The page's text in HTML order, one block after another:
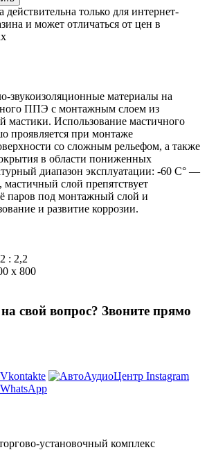
действительна только для интернет-
и может отличаться от цен в
звукоизоляционные материалы на
ППЭ с монтажным слоем из
Использование мастичного
проявляется при монтаже
со сложным рельефом, а также
в области пониженных
диапазон эксплуатации: -60 С° —
мастичный слой препятствует
паров под монтажный слой и
и развитие коррозии.
: 2,2
x 800
свой вопрос? Звоните прямо
установочный комплекс